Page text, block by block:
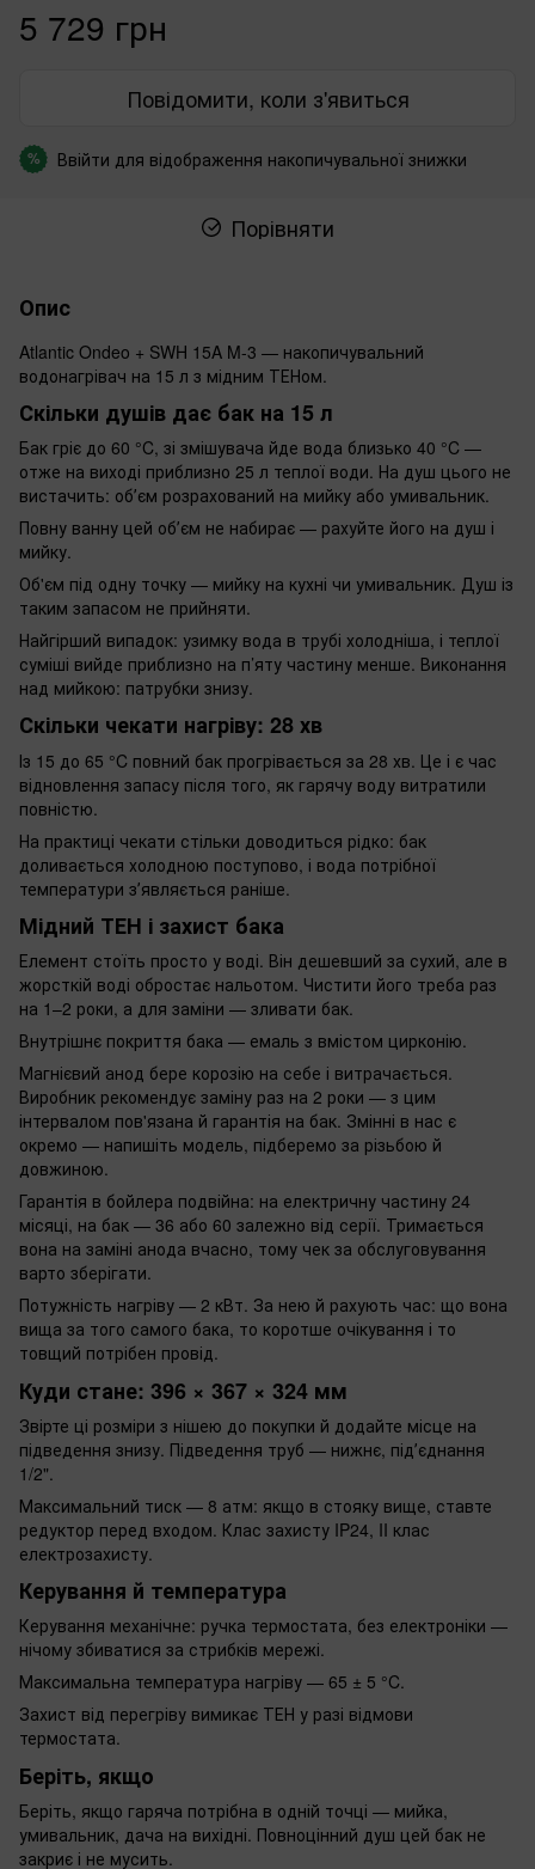
5 729 грн
Повідомити, коли з'явиться
% Ввійти для відображення накопичувальної знижки
Порівняти
Опис
Atlantic Ondeo + SWH 15A M-3 — накопичувальний
водонагрівач на 15 л з мідним ТЕНом.
Скільки душів дає бак на 15 л
Бак гріє до 60 °C, зі змішувача йде вода близько 40 °C —
отже на виході приблизно 25 л теплої води. На душ цього не
вистачить: обʼєм розрахований на мийку або умивальник.
Повну ванну цей обʼєм не набирає — рахуйте його на душ і
мийку.
Об'єм під одну точку — мийку на кухні чи умивальник. Душ із
таким запасом не прийняти.
Найгірший випадок: узимку вода в трубі холодніша, і теплої
суміші вийде приблизно на п’яту частину менше. Виконання
над мийкою: патрубки знизу.
Скільки чекати нагріву: 28 хв
Із 15 до 65 °C повний бак прогрівається за 28 хв. Це і є час
відновлення запасу після того, як гарячу воду витратили
повністю.
На практиці чекати стільки доводиться рідко: бак
доливається холодною поступово, і вода потрібної
температури зʼявляється раніше.
Мідний ТЕН і захист бака
Елемент стоїть просто у воді. Він дешевший за сухий, але в
жорсткій воді обростає нальотом. Чистити його треба раз
на 1–2 роки, а для заміни — зливати бак.
Внутрішнє покриття бака — емаль з вмістом цирконію.
Магнієвий анод бере корозію на себе і витрачається.
Виробник рекомендує заміну раз на 2 роки — з цим
інтервалом пов'язана й гарантія на бак. Змінні в нас є
окремо — напишіть модель, підберемо за різьбою й
довжиною.
Гарантія в бойлера подвійна: на електричну частину 24
місяці, на бак — 36 або 60 залежно від серії. Тримається
вона на заміні анода вчасно, тому чек за обслуговування
варто зберігати.
Потужність нагріву — 2 кВт. За нею й рахують час: що вона
вища за того самого бака, то коротше очікування і то
товщий потрібен провід.
Куди стане: 396 × 367 × 324 мм
Звірте ці розміри з нішею до покупки й додайте місце на
підведення знизу. Підведення труб — нижнє, підʼєднання
1/2".
Максимальний тиск — 8 атм: якщо в стояку вище, ставте
редуктор перед входом. Клас захисту IP24, II клас
електрозахисту.
Керування й температура
Керування механічне: ручка термостата, без електроніки —
нічому збиватися за стрибків мережі.
Максимальна температура нагріву — 65 ± 5 °C.
Захист від перегріву вимикає ТЕН у разі відмови
термостата.
Беріть, якщо
Беріть, якщо гаряча потрібна в одній точці — мийка,
умивальник, дача на вихідні. Повноцінний душ цей бак не
закриє і не мусить.